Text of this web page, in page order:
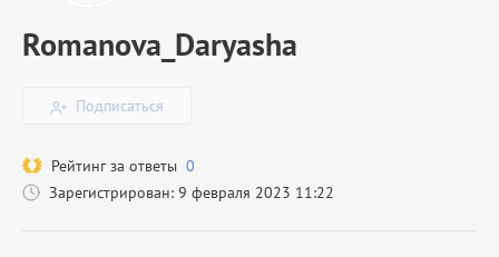
Romanova_Daryasha
Подписаться
Рейтинг за ответы 0
Зарегистрирован: 9 февраля 2023 11:22